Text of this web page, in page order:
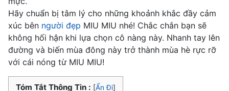
Hãy chuẩn bị tâm lý cho những khoảnh khắc đầy cảm
xúc bên người đẹp MIU MIU nhé! Chắc chắn bạn sẽ
không hối hận khi lựa chọn cô nàng này. Nhanh tay lên
đường và biến mùa đông này trở thành mùa hè rực rỡ
với cái nóng từ MIU MIU!
Tóm Tắt Thông Tin : [Ẩn Đi]